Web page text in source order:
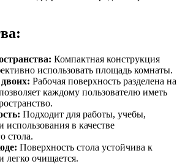
Компактная конструкция
использовать площадь комнаты.
Рабочая поверхность разделена на
каждому пользователю иметь
Подходит для работы, учебы,
использования в качестве
стола.
Поверхность стола устойчива к
легко очищается.